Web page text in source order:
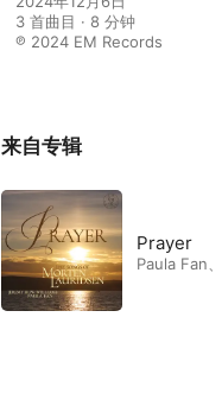
3 首曲目 · 8 分钟
℗ 2024 EM Records
来自专辑
Prayer
Paula Fan